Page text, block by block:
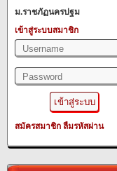
ม.ราชภัฏนครปฐม
เข้าสู่ระบบสมาชิก
สมัครสมาชิก ลืมรหัสผ่าน